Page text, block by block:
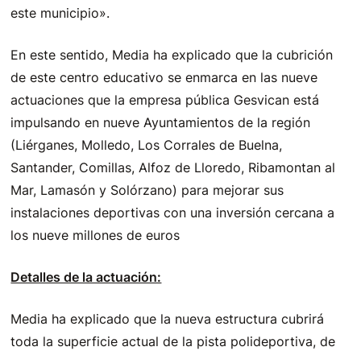
este municipio».
En este sentido, Media ha explicado que la cubrición
de este centro educativo se enmarca en las nueve
actuaciones que la empresa pública Gesvican está
impulsando en nueve Ayuntamientos de la región
(Liérganes, Molledo, Los Corrales de Buelna,
Santander, Comillas, Alfoz de Lloredo, Ribamontan al
Mar, Lamasón y Solórzano) para mejorar sus
instalaciones deportivas con una inversión cercana a
los nueve millones de euros
Detalles de la actuación:
Media ha explicado que la nueva estructura cubrirá
toda la superficie actual de la pista polideportiva, de